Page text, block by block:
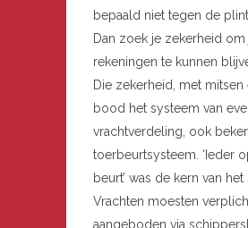
bepaald niet tegen de
Dan zoek je zekerheid om
rekeningen te kunnen
Die zekerheid, met mitsen
bood het systeem van
vrachtverdeling, ook
toerbeurtsysteem. ‘Ieder
beurt’ was de kern van het
Vrachten moesten
aangeboden via